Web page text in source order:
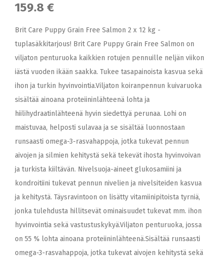
159.8 €
Brit Care Puppy Grain Free Salmon 2 x 12 kg -
tuplasäkkitarjous! Brit Care Puppy Grain Free Salmon on
viljaton penturuoka kaikkien rotujen pennuille neljän viikon
iästä vuoden ikään saakka. Tukee tasapainoista kasvua sekä
ihon ja turkin hyvinvointia.Viljaton koiranpennun kuivaruoka
sisältää ainoana proteiininlähteenä lohta ja
hiilihydraatinlähteenä hyvin siedettyä perunaa. Lohi on
maistuvaa, helposti sulavaa ja se sisältää luonnostaan
runsaasti omega-3-rasvahappoja, jotka tukevat pennun
aivojen ja silmien kehitystä sekä tekevät ihosta hyvinvoivan
ja turkista kiiltävän. Nivelsuoja-aineet glukosamiini ja
kondroitiini tukevat pennun nivelien ja nivelsiteiden kasvua
ja kehitystä. Täysravintoon on lisätty vitamiinipitoista tyrniä,
jonka tulehdusta hillitsevät ominaisuudet tukevat mm. ihon
hyvinvointia sekä vastustuskykyä.Viljaton penturuoka, jossa
on 55 % lohta ainoana proteiininlähteenä.Sisältää runsaasti
omega-3-rasvahappoja, jotka tukevat aivojen kehitystä sekä